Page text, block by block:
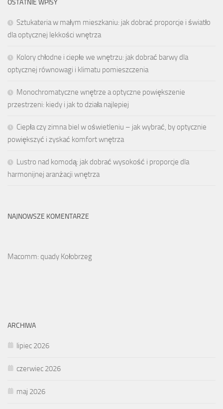
OSTATNIE WPISY
Sztukateria w małym mieszkaniu: jak dobrać proporcje i światło
dla optycznej lekkości wnętrza
Kolory chłodne i ciepłe we wnętrzu: jak dobrać barwy dla
optycznej równowagi i klimatu pomieszczenia
Monochromatyczne wnętrze a optyczne powiększenie
przestrzeni: kiedy i jak to działa najlepiej
Ciepła czy zimna biel w oświetleniu – jak wybrać, by optycznie
powiększyć i zyskać komfort wnętrza
Lustro nad komodą: jak dobrać wysokość i proporcje dla
harmonijnej aranżacji wnętrza
NAJNOWSZE KOMENTARZE
Macomm: quady Kołobrzeg
ARCHIWA
lipiec 2026
czerwiec 2026
maj 2026